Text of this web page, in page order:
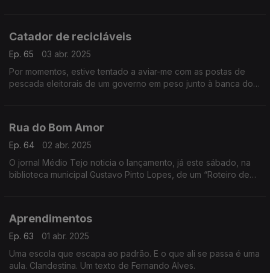
Catador de recicláveis
Ep. 65
03 abr. 2025
Por momentos, estive tentado a aviar-me com as postas de
pescada eleitorais de um governo em peso junto à banca do
Rua do Bom Amor
Ep. 64
02 abr. 2025
O jornal Médio Tejo noticia o lançamento, já este sábado, na
biblioteca municipal Gustavo Pinto Lopes, de um “Roteiro de
Aprendimentos
Ep. 63
01 abr. 2025
Uma escola que escapa ao padrão. E o que ali se passa é uma
aula. Clandestina. Um texto de Fernando Alves.